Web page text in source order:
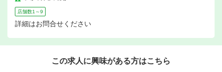
店舗数1～9
詳細はお問合せください
この求人に興味がある方はこちら